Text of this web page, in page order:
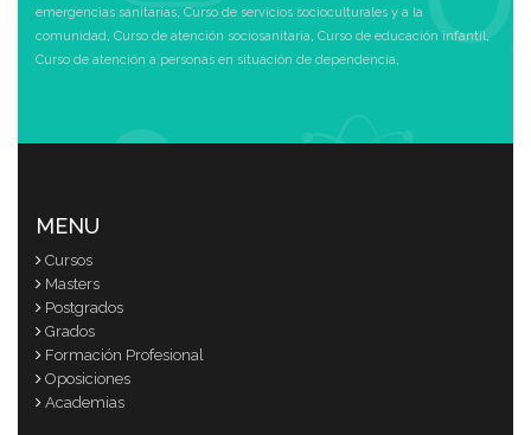
emergencias sanitarias, Curso de servicios socioculturales y a la
comunidad, Curso de atención sociosanitaria, Curso de educación infantil,
Curso de atención a personas en situación de dependencia,
MENU
Cursos
Masters
Postgrados
Grados
Formación Profesional
Oposiciones
Academias